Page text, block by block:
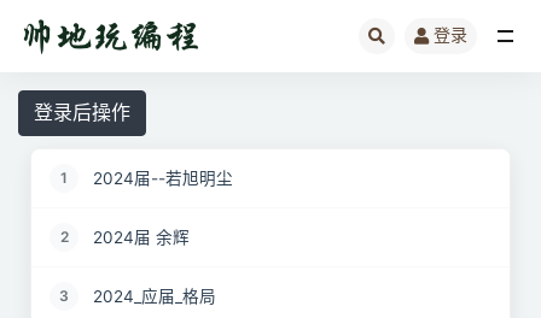
登录
登录后操作
1 2024届--若旭明尘
2 2024届 余辉
3 2024_应届_格局